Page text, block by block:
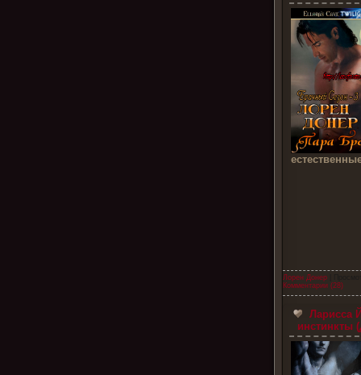
Лорен Донер
Комментарии (28)
Ларисса
инстинкты